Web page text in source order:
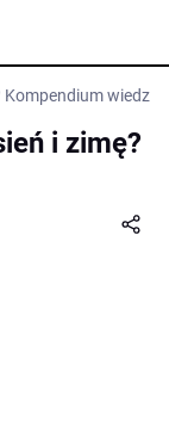
wiedzy
i zimę?